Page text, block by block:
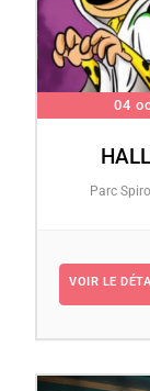
04
Parc
VOIR LE